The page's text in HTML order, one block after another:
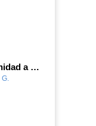
Dale una oportunidad a los Chromebooks y utiliza un proyector para realizar talleres si no tienes pantallas táctiles